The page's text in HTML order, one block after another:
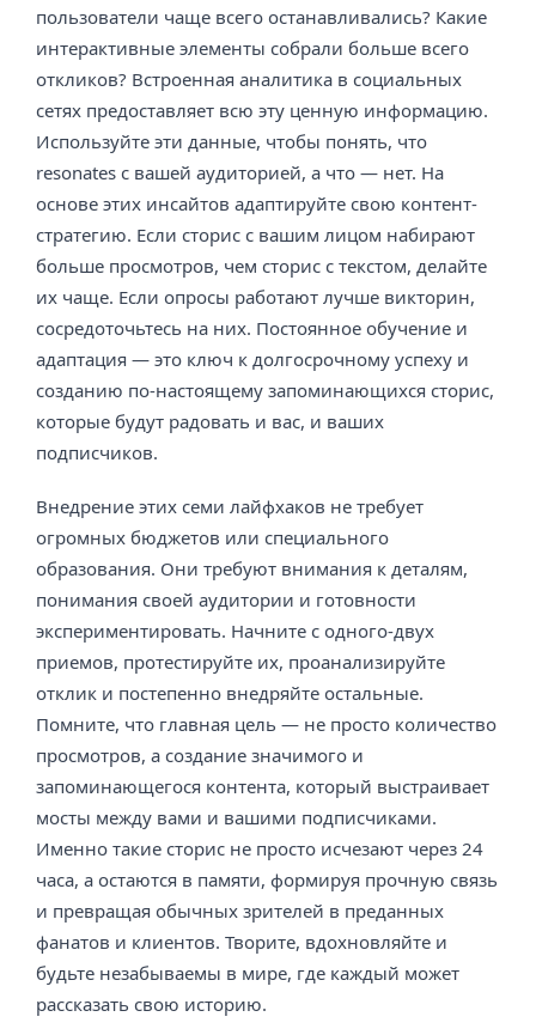
пользователи чаще всего останавливались? Какие
интерактивные элементы собрали больше всего
откликов? Встроенная аналитика в социальных
сетях предоставляет всю эту ценную информацию.
Используйте эти данные, чтобы понять, что
resonates с вашей аудиторией, а что — нет. На
основе этих инсайтов адаптируйте свою контент-
стратегию. Если сторис с вашим лицом набирают
больше просмотров, чем сторис с текстом, делайте
их чаще. Если опросы работают лучше викторин,
сосредоточьтесь на них. Постоянное обучение и
адаптация — это ключ к долгосрочному успеху и
созданию по-настоящему запоминающихся сторис,
которые будут радовать и вас, и ваших
подписчиков.
Внедрение этих семи лайфхаков не требует
огромных бюджетов или специального
образования. Они требуют внимания к деталям,
понимания своей аудитории и готовности
экспериментировать. Начните с одного-двух
приемов, протестируйте их, проанализируйте
отклик и постепенно внедряйте остальные.
Помните, что главная цель — не просто количество
просмотров, а создание значимого и
запоминающегося контента, который выстраивает
мосты между вами и вашими подписчиками.
Именно такие сторис не просто исчезают через 24
часа, а остаются в памяти, формируя прочную связь
и превращая обычных зрителей в преданных
фанатов и клиентов. Творите, вдохновляйте и
будьте незабываемы в мире, где каждый может
рассказать свою историю.